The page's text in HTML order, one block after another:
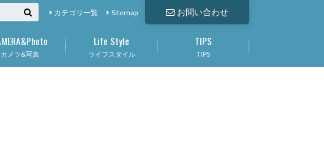
お問い合わせ
カテゴリ一覧 Sitemap
カメラ&写真 ライフスタイル
Life Style
TIPS
TIPS